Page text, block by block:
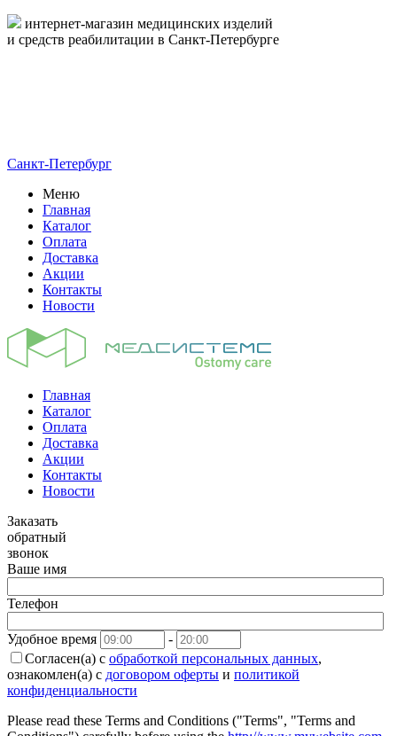
интернет-магазин медицинских изделий
и средств реабилитации в Санкт-Петербурге
Санкт-Петербург
Меню
Главная
Каталог
Оплата
Доставка
Акции
Контакты
Новости
Главная
Каталог
Оплата
Доставка
Акции
Контакты
Новости
Заказать
обратный
звонок
Ваше имя
Телефон
Удобное время
-
Согласен(а) с обработкой персональных данных,
ознакомлен(а) с договором оферты и политикой
конфиденциальности
Please read these Terms and Conditions ("Terms", "Terms and